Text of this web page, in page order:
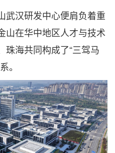
汉研发中心便肩负着重
山在华中地区人才与技术
珠海共同构成了“三驾马
。